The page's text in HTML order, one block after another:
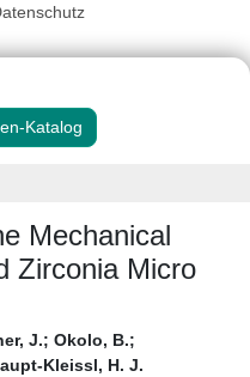
Katalog
Mechanical
Zirconia Micro
J.; Okolo, B.;
Kleissl, H. J.